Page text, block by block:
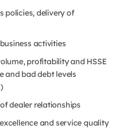
policies, delivery of
activities
profitability and HSSE
and bad debt levels
dealer relationships
and service quality